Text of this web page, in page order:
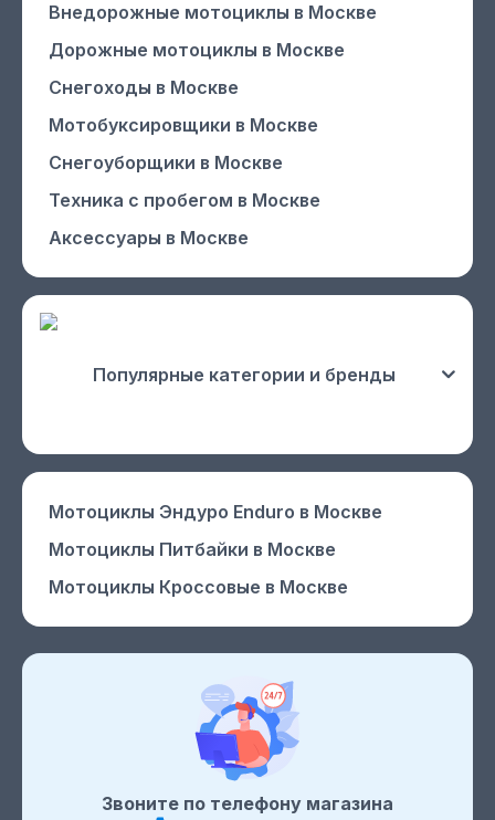
Звоните по телефону магазина
Внедорожные мотоциклы в Москве
Дорожные мотоциклы в Москве
Снегоходы в Москве
Мотобуксировщики в Москве
Снегоуборщики в Москве
Техника с пробегом в Москве
Аксессуары в Москве
Популярные категории и бренды
Мотоциклы Эндуро Enduro в Москве
Мотоциклы Питбайки в Москве
Мотоциклы Кроссовые в Москве